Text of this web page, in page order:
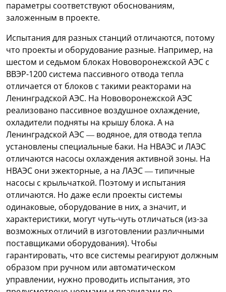
параметры соответствуют обоснованиям,
заложенным в проекте.
Испытания для разных станций отличаются, потому
что проекты и оборудование разные. Например, на
шестом и седьмом блоках Нововоронежской АЭС с
ВВЭР-1200 система пассивного отвода тепла
отличается от блоков с такими реакторами на
Ленинградской АЭС. На Нововоронежской АЭС
реализовано пассивное воздушное охлаждение,
охладители подняты на крышу блока. А на
Ленинградской АЭС — водяное, для отвода тепла
установлены специальные баки. На НВАЭС и ЛАЭС
отличаются насосы охлаждения активной зоны. На
НВАЭС они эжекторные, а на ЛАЭС — типичные
насосы с крыльчаткой. Поэтому и испытания
отличаются. Но даже если проекты системы
одинаковые, оборудование в них, а значит, и
характеристики, могут чуть-чуть отличаться (из-за
возможных отличий в изготовлении различными
поставщиками оборудования). Чтобы
гарантировать, что все системы реагируют должным
образом при ручном или автоматическом
управлении, нужно проводить испытания, это